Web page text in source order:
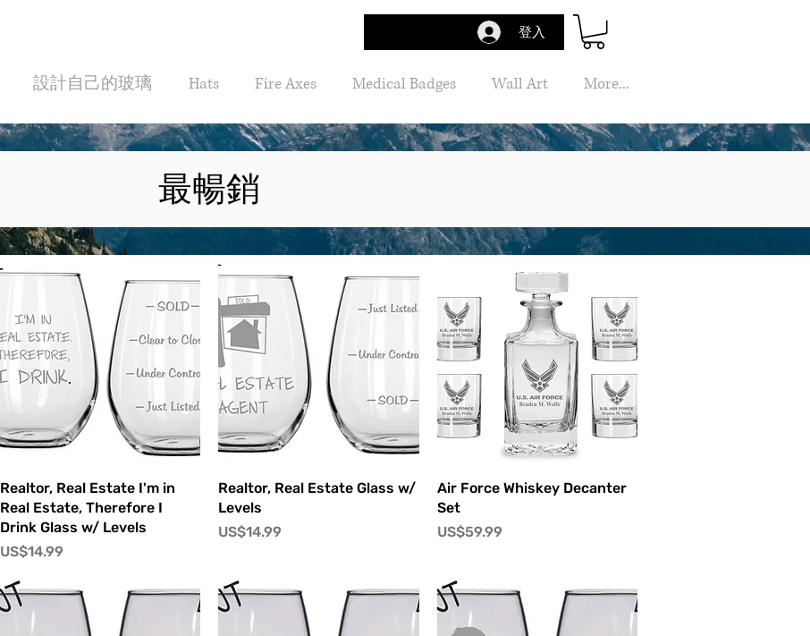
登入
設計自己的玻璃 Hats Fire Axes Medical Badges Wall Art More...
最暢銷
快速瀏覽
Realtor, Real Estate I'm in
Real Estate, Therefore I
Drink Glass w/ Levels
價格
US$14.99
快速瀏覽
Realtor, Real Estate Glass w/
Levels
價格
US$14.99
快速瀏覽
Air Force Whiskey Decanter
Set
價格
US$59.99